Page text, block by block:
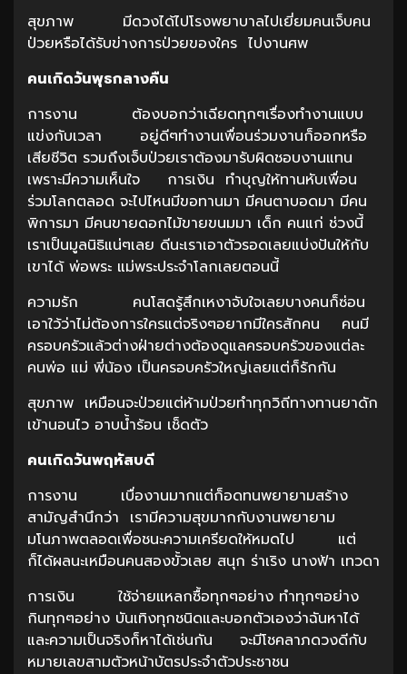
สุขภาพ มีดวงได้ไปโรงพยาบาลไปเยี่ยมคนเจ็บคน
ป่วยหรือได้รับข่างการป่วยของใคร ไปงานศพ
คนเกิดวันพุธกลางคืน
การงาน ต้องบอกว่าเฉียดทุกๆเรื่องทำงานแบบ
แข่งกับเวลา อยู่ดีๆทำงานเพื่อนร่วมงานก็ออกหรือ
เสียชีวิต รวมถึงเจ็บป่วยเราต้องมารับผิดชอบงานแทน
เพราะมีความเห็นใจ การเงิน ทำบุญให้ทานหับเพื่อน
ร่วมโลกตลอด จะไปไหนมีขอทานมา มีคนตาบอดมา มีคน
พิการมา มีคนขายดอกไม้ขายขนมมา เด็ก คนแก่ ช่วงนี้
เราเป็นมูลนิธิแน่ๆเลย ดีนะเราเอาตัวรอดเลยแบ่งปันให้กับ
เขาได้ พ่อพระ แม่พระประจำโลกเลยตอนนี้
ความรัก คนโสดรู้สึกเหงาจับใจเลยบางคนก็ซ่อน
เอาใว้ว่าไม่ต้องการใครแต่จริงๆอยากมีใครสักคน คนมี
ครอบครัวแล้วต่างฝ่ายต่างต้องดูแลครอบครัวของแต่ละ
คนพ่อ แม่ พี่น้อง เป็นครอบครัวใหญ่เลยแต่ก็รักกัน
สุขภาพ เหมือนจะป่วยแต่ห้ามป่วยทำทุกวิถีทางทานยาดัก
เข้านอนไว อาบน้ำร้อน เช็ดตัว
คนเกิดวันพฤหัสบดี
การงาน เบื่องานมากแต่ก็อดทนพยายามสร้าง
สามัญสำนึกว่า เรามีความสุขมากกับงานพยายาม
มโนภาพตลอดเพื่อชนะความเครียดให้หมดไป แต่
ก็ได้ผลนะเหมือนคนสองขั้วเลย สนุก ร่าเริง นางฟ้า เทวดา
การเงิน ใช้จ่ายแหลกซื้อทุกๆอย่าง ทำทุกๆอย่าง
กินทุกๆอย่าง บันเทิงทุกชนิดและบอกตัวเองว่าฉันหาได้
และความเป็นจริงก็หาได้เช่นกัน จะมีโชคลาภดวงดีกับ
หมายเลขสามตัวหน้าบัตรประจำตัวประชาชน